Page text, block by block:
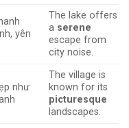
yên
The lake offers
a serene
escape from
city noise.
như
The village is
known for its
picturesque
landscapes.